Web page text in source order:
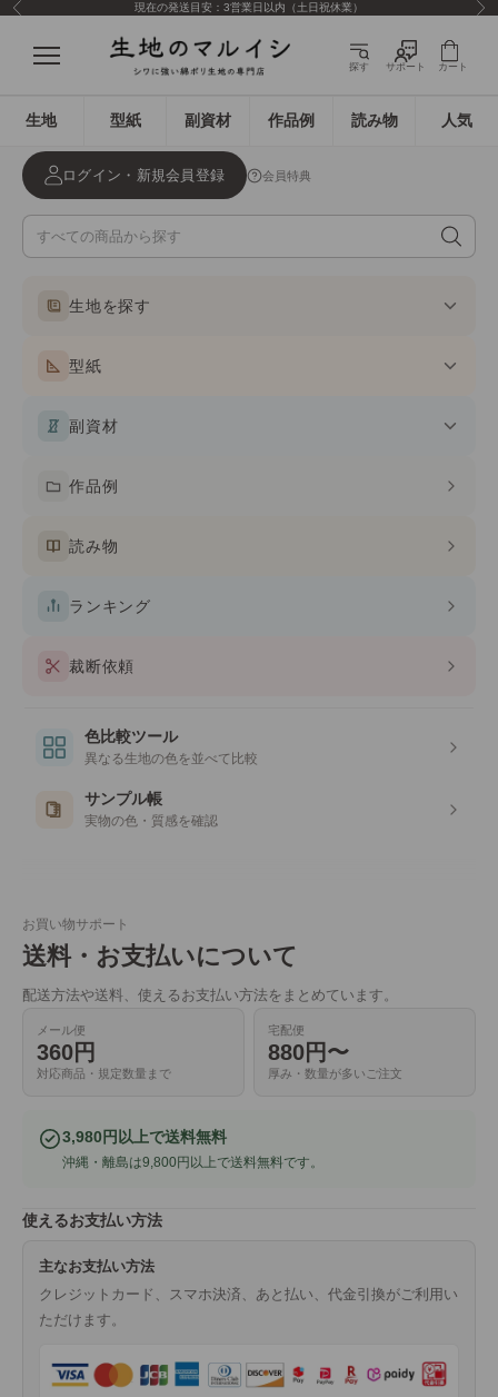
コンテンツへスキップ
前へ 現在の発送目安：3営業日以内（土日祝休業） 次
生地のマルイシ
メニュー
カート
探す サポート
生地 型紙 副資材 作品例 読み物 人気
ログイン・新規会員登録 会員特典
生地を探す
型紙
副資材
作品例
読み物
ランキング
裁断依頼
色比較ツール
異なる生地の色を並べて比較
サンプル帳
実物の色・質感を確認
お買い物サポート
送料・お支払いについて
配送方法や送料、使えるお支払い方法をまとめています。
メール便
360円
対応商品・規定数量まで
宅配便
880円〜
厚み・数量が多いご注文
3,980円以上で送料無料
沖縄・離島は9,800円以上で送料無料です。
使えるお支払い方法
主なお支払い方法
クレジットカード、スマホ決済、あと払い、代金引換がご利用い
ただけます。